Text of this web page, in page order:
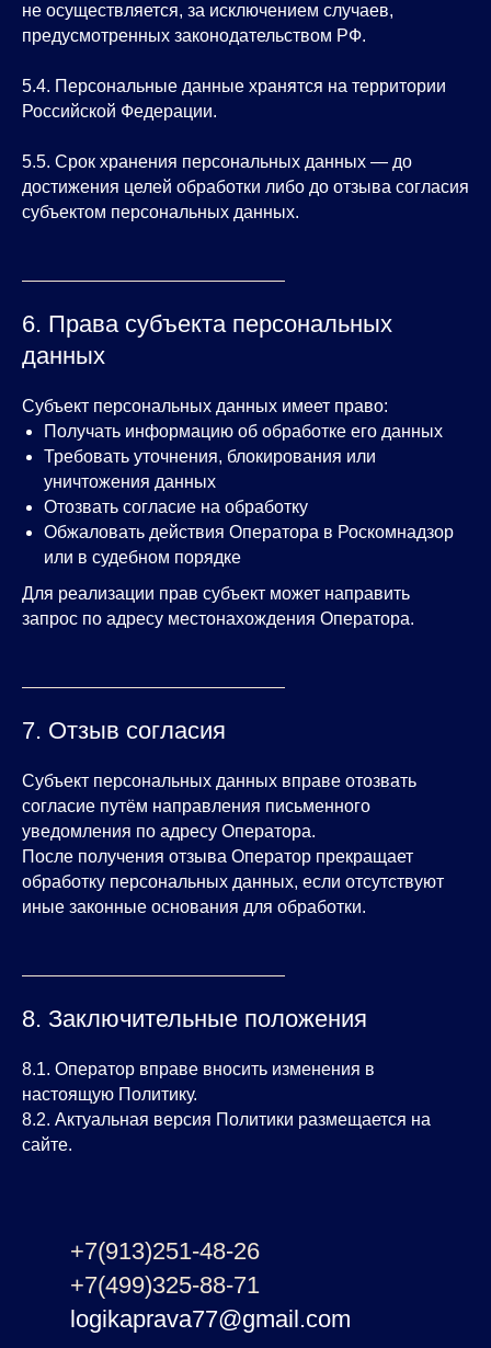
не осуществляется, за исключением случаев,
предусмотренных законодательством РФ.
5.4. Персональные данные хранятся на территории
Российской Федерации.
5.5. Срок хранения персональных данных — до
достижения целей обработки либо до отзыва согласия
субъектом персональных данных.
6. Права субъекта персональных
данных
Субъект персональных данных имеет право:
Получать информацию об обработке его данных
Требовать уточнения, блокирования или
уничтожения данных
Отозвать согласие на обработку
Обжаловать действия Оператора в Роскомнадзор
или в судебном порядке
Для реализации прав субъект может направить
запрос по адресу местонахождения Оператора.
7. Отзыв согласия
Субъект персональных данных вправе отозвать
согласие путём направления письменного
уведомления по адресу Оператора.
После получения отзыва Оператор прекращает
обработку персональных данных, если отсутствуют
иные законные основания для обработки.
8. Заключительные положения
8.1. Оператор вправе вносить изменения в
настоящую Политику.
8.2. Актуальная версия Политики размещается на
сайте.
+7(913)251-48-26
+7(499)325-88-71
logikaprava77@gmail.com